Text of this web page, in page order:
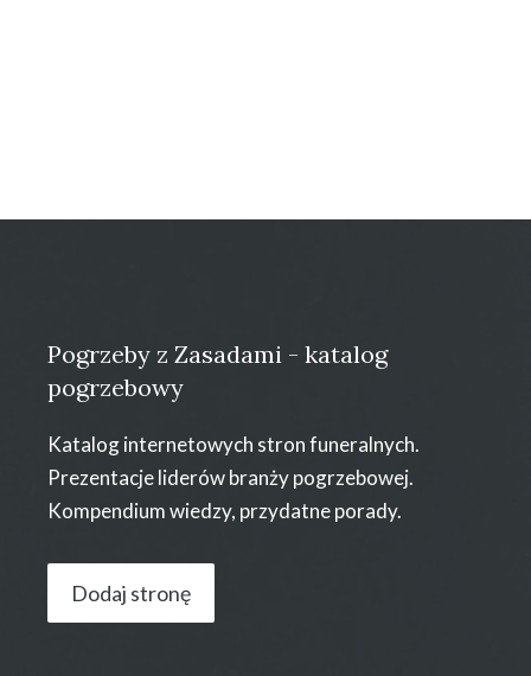
Pogrzeby z Zasadami - katalog
pogrzebowy
Katalog internetowych stron funeralnych.
Prezentacje liderów branży pogrzebowej.
Kompendium wiedzy, przydatne porady.
Dodaj stronę